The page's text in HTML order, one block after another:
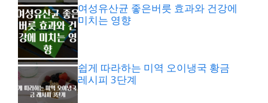
여성유산균 좋은버릇 효과와 건강에
미치는 영향
쉽게 따라하는 미역 오이냉국 황금
레시피 3단계